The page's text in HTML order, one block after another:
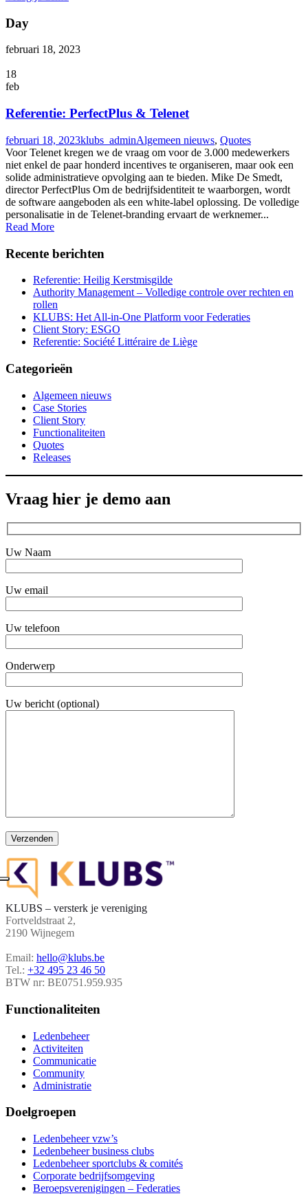
Day
februari 18, 2023
18
feb
Referentie: PerfectPlus & Telenet
februari 18, 2023klubs_adminAlgemeen nieuws, Quotes
Voor Telenet kregen we de vraag om voor de 3.000 medewerkers
niet enkel de paar honderd incentives te organiseren, maar ook een
solide administratieve opvolging aan te bieden. Mike De Smedt,
director PerfectPlus Om de bedrijfsidentiteit te waarborgen, wordt
de software aangeboden als een white-label oplossing. De volledige
personalisatie in de Telenet-branding ervaart de werknemer...
Read More
Recente berichten
Referentie: Heilig Kerstmisgilde
Authority Management – Volledige controle over rechten en
rollen
KLUBS: Het All-in-One Platform voor Federaties
Client Story: ESGO
Referentie: Société Littéraire de Liège
Categorieën
Algemeen nieuws
Case Stories
Client Story
Functionaliteiten
Quotes
Releases
Vraag hier je demo aan
Uw Naam
Uw email
Uw telefoon
Onderwerp
Uw bericht (optional)
KLUBS – versterk je vereniging
Fortveldstraat 2,
2190 Wijnegem
Email: hello@klubs.be
Tel.: +32 495 23 46 50
BTW nr: BE0751.959.935
Functionaliteiten
Ledenbeheer
Activiteiten
Communicatie
Community
Administratie
Doelgroepen
Ledenbeheer vzw’s
Ledenbeheer business clubs
Ledenbeheer sportclubs & comités
Corporate bedrijfsomgeving
Beroepsverenigingen – Federaties